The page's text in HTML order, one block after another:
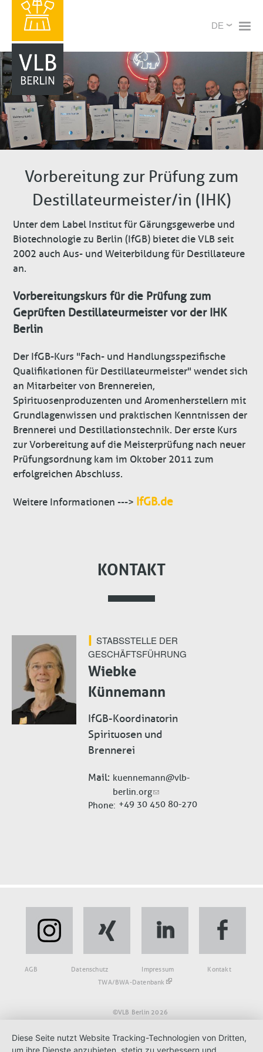
Inhalt
X
Select
Vorbereitung zur Prüfung zum
Destillateurmeister/in (IHK)
Unter dem Label Institut für Gärungsgewerbe und
Biotechnologie zu Berlin (IfGB) bietet die VLB seit
2002 auch Aus- und Weiterbildung für Destillateure
an.
Vorbereitungskurs für die Prüfung zum
Geprüften Destillateurmeister vor der IHK
Berlin
Der IfGB-Kurs "Fach- und Handlungsspezifische
Qualifikationen für Destillateurmeister" wendet sich
an Mitarbeiter von Brennereien,
Spirituosenproduzenten und Aromenherstellern mit
Grundlagenwissen und praktischen Kenntnissen der
Brennerei und Destillationstechnik. Der erste Kurs
zur Vorbereitung auf die Meisterprüfung nach neuer
Prüfungsordnung kam im Oktober 2011 zum
erfolgreichen Abschluss.
Weitere Informationen ---> IfGB.de
KONTAKT
STABSSTELLE DER
GESCHÄFTSFÜHRUNG
Wiebke
Künnemann
IfGB-Koordinatorin
Spirituosen und
Brennerei
Mail kuennemann@vlb-
berlin.org
Phone +49 30 450 80-270
©VLB Berlin 2026
Fußbereich
AGB Datenschutz Impressum
Kontakt
TWA/BWA-Datenbank
Diese Seite nutzt Website Tracking-Technologien von Dritten,
um ihre Dienste anzubieten, stetig zu verbessern und